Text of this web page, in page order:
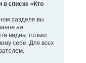
в списке «Кто
разделе вы
на
видны только
себе. Для всех